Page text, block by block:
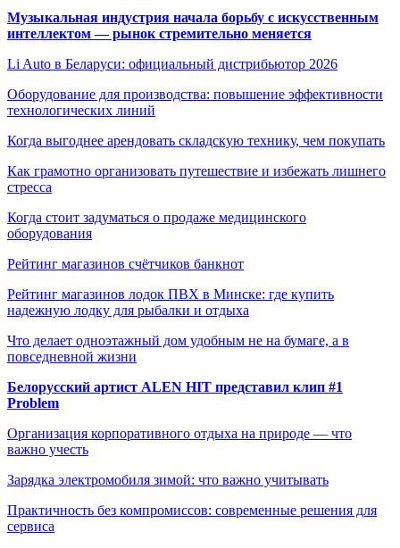
Музыкальная индустрия начала борьбу с искусственным
интеллектом — рынок стремительно меняется
Li Auto в Беларуси: официальный дистрибьютор 2026
Оборудование для производства: повышение эффективности
технологических линий
Когда выгоднее арендовать складскую технику, чем покупать
Как грамотно организовать путешествие и избежать лишнего
стресса
Когда стоит задуматься о продаже медицинского
оборудования
Рейтинг магазинов счётчиков банкнот
Рейтинг магазинов лодок ПВХ в Минске: где купить
надежную лодку для рыбалки и отдыха
Что делает одноэтажный дом удобным не на бумаге, а в
повседневной жизни
Белорусский артист ALEN HIT представил клип #1
Problem
Организация корпоративного отдыха на природе — что
важно учесть
Зарядка электромобиля зимой: что важно учитывать
Практичность без компромиссов: современные решения для
сервиса